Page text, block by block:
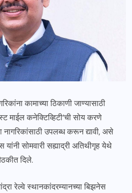
कामाच्या ठिकाणी जाण्यासाठी
माईल कनेक्टिव्हिटी’ची सोय करणे
उपलब्ध करून द्यावी, असे
सोमवारी सह्याद्री अतिथीगृह येथे
दिले.
रेल्वे स्थानकांदरम्यानच्या बिझनेस